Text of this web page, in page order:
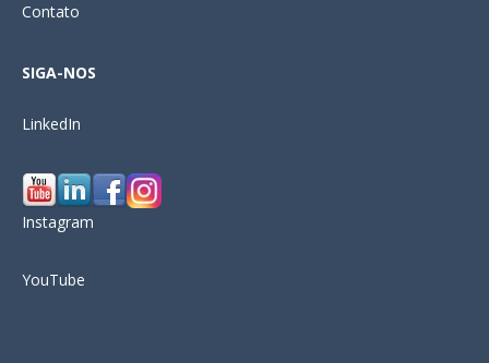
Contato
SIGA-NOS
LinkedIn
Instagram
YouTube